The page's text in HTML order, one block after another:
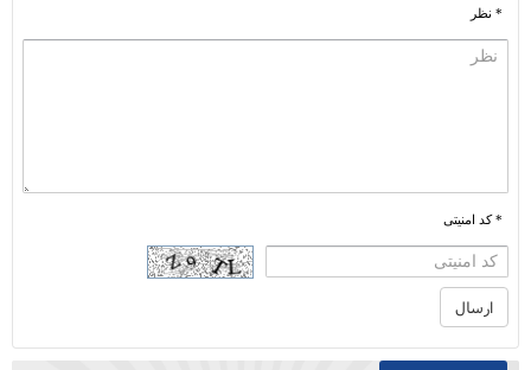
* نظر
* کد امنیتی